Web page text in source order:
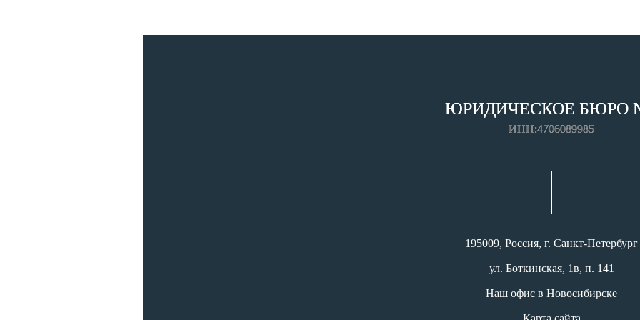
ЮРИДИЧЕСКОЕ БЮРО
ИНН:4706089985
195009, Россия, г. Санкт-Петербург
ул. Боткинская, 1в, п. 141
Наш офис в Новосибирске